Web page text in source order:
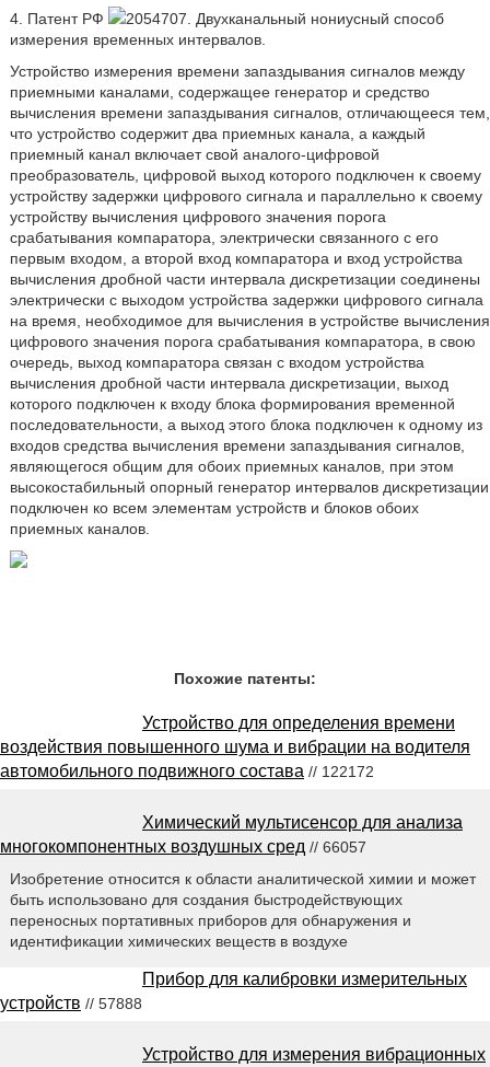
4. Патент РФ
2054707. Двухканальный нониусный способ
измерения временных интервалов.
Устройство измерения времени запаздывания сигналов между
приемными каналами, содержащее генератор и средство
вычисления времени запаздывания сигналов, отличающееся тем,
что устройство содержит два приемных канала, а каждый
приемный канал включает свой аналого-цифровой
преобразователь, цифровой выход которого подключен к своему
устройству задержки цифрового сигнала и параллельно к своему
устройству вычисления цифрового значения порога
срабатывания компаратора, электрически связанного с его
первым входом, а второй вход компаратора и вход устройства
вычисления дробной части интервала дискретизации соединены
электрически с выходом устройства задержки цифрового сигнала
на время, необходимое для вычисления в устройстве вычисления
цифрового значения порога срабатывания компаратора, в свою
очередь, выход компаратора связан с входом устройства
вычисления дробной части интервала дискретизации, выход
которого подключен к входу блока формирования временной
последовательности, а выход этого блока подключен к одному из
входов средства вычисления времени запаздывания сигналов,
являющегося общим для обоих приемных каналов, при этом
высокостабильный опорный генератор интервалов дискретизации
подключен ко всем элементам устройств и блоков обоих
приемных каналов.
Похожие патенты:
Устройство для определения времени
воздействия повышенного шума и вибрации на водителя
автомобильного подвижного состава // 122172
Химический мультисенсор для анализа
многокомпонентных воздушных сред // 66057
Изобретение относится к области аналитической химии и может
быть использовано для создания быстродействующих
переносных портативных приборов для обнаружения и
идентификации химических веществ в воздухе
Прибор для калибровки измерительных
устройств // 57888
Устройство для измерения вибрационных